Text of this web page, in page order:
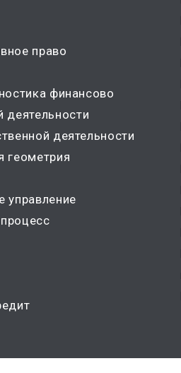
право
деятельности
деятельности
геометрия
управление